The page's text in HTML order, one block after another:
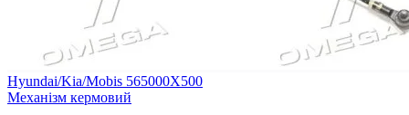
Hyundai/Kia/Mobis 565000X500
Механізм кермовий